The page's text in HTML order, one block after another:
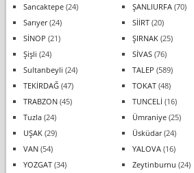
Sancaktepe(24) ŞANLIURFA(70)
Sarıyer(24) SİİRT(20)
SİNOP (21) ŞIRNAK(25)
Şişli (24) SİVAS(76)
Sultanbeyli (24) TALEP (589)
TEKİRDAĞ(47) TOKAT(48)
TRABZON(45) TUNCELİ (16)
Tuzla(24) Ümraniye(25)
UŞAK(29) Üsküdar(24)
VAN(54) YALOVA(16)
YOZGAT(34) Zeytinburnu (24)